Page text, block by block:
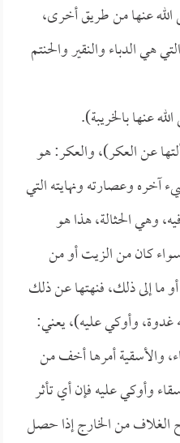
عنها من طريق أخرى،
هي الدباء والنقير والحنتم
عنها بالخريبة).
عن العكر)، والعكر: هو
وعصارته ونهايته التي
وهي الحثالة، هذا هو
كان من الزيت أو من
ما إلى ذلك، فنهتها عن ذلك
غدوة، وأوكي عليه)، يعني:
والأسقية أمرها أخف من
وأوكي عليه فإن أي تأثر
الغلاف من الخارج إذا حصل